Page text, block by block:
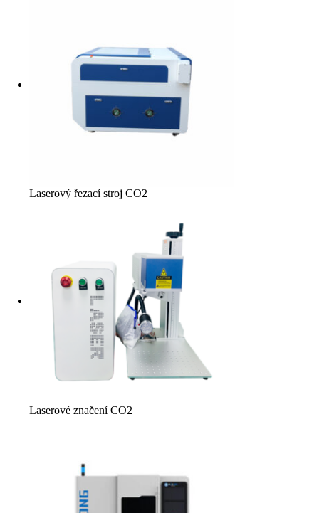
Laserový řezací stroj CO2
Laserové značení CO2